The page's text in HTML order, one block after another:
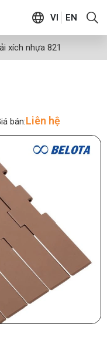
VI EN
xích nhựa 821
bán:Liên hệ